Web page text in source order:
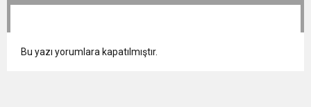
Bu yazı yorumlara kapatılmıştır.